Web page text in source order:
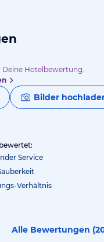
Deine Hotelbewertung.
Bilder
Service
Verhältnis
Alle Bewertungen (